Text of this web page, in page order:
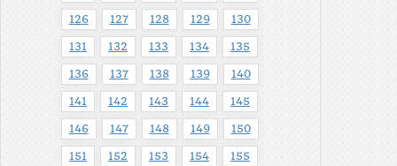
126 127 128 129 130
131 132 133 134 135
136 137 138 139 140
141 142 143 144 145
146 147 148 149 150
151 152 153 154 155